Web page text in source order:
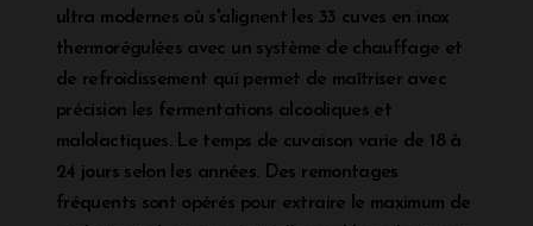
ultra modernes où s'alignent les 33 cuves en inox
thermorégulées avec un système de chauffage et
de refroidissement qui permet de maîtriser avec
précision les fermentations alcooliques et
malolactiques. Le temps de cuvaison varie de 18 à
24 jours selon les années. Des remontages
fréquents sont opérés pour extraire le maximum de